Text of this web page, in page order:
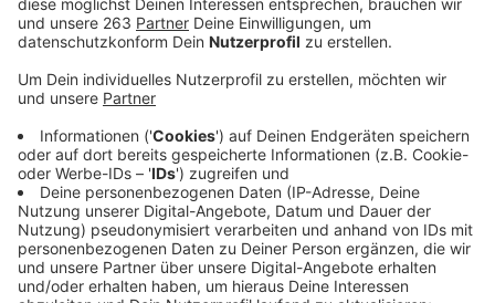
Anzeige
Die Registrierung erfolgt in diesen Schritten:
Das Registrierungskit bei derDKMS online
bestellen
Das Set ist kostenlos, eine Spende ist aber
natürlich möglich
Man muss hier einige Fragen beantworten. Zum
Beispiel: "Wie alt bist du?" "Hast du einen festen
Wohnsitz in Deutschland?"